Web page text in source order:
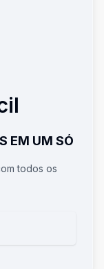
EM UM SÓ
todos os